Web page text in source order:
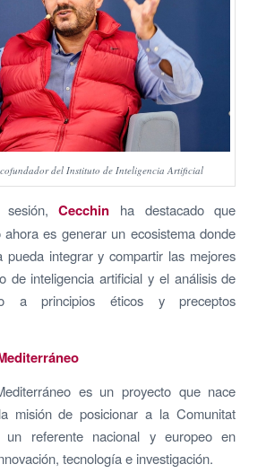
del Instituto de Inteligencia Artificial
sesión,Cecchin ha destacado que
ahora es generar un ecosistema donde
pueda integrar y compartir las mejores
de inteligencia artificial y el análisis de
a principios éticos y preceptos
es un proyecto que nace
misión de posicionar a la Comunitat
un referente nacional y europeo en
tecnología e investigación.